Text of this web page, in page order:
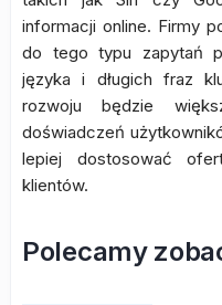
informacji online. Firmy
do tego typu zapytań
języka i długich fraz
rozwoju będzie
doświadczeń
lepiej dostosować
klientów.
Polecamy